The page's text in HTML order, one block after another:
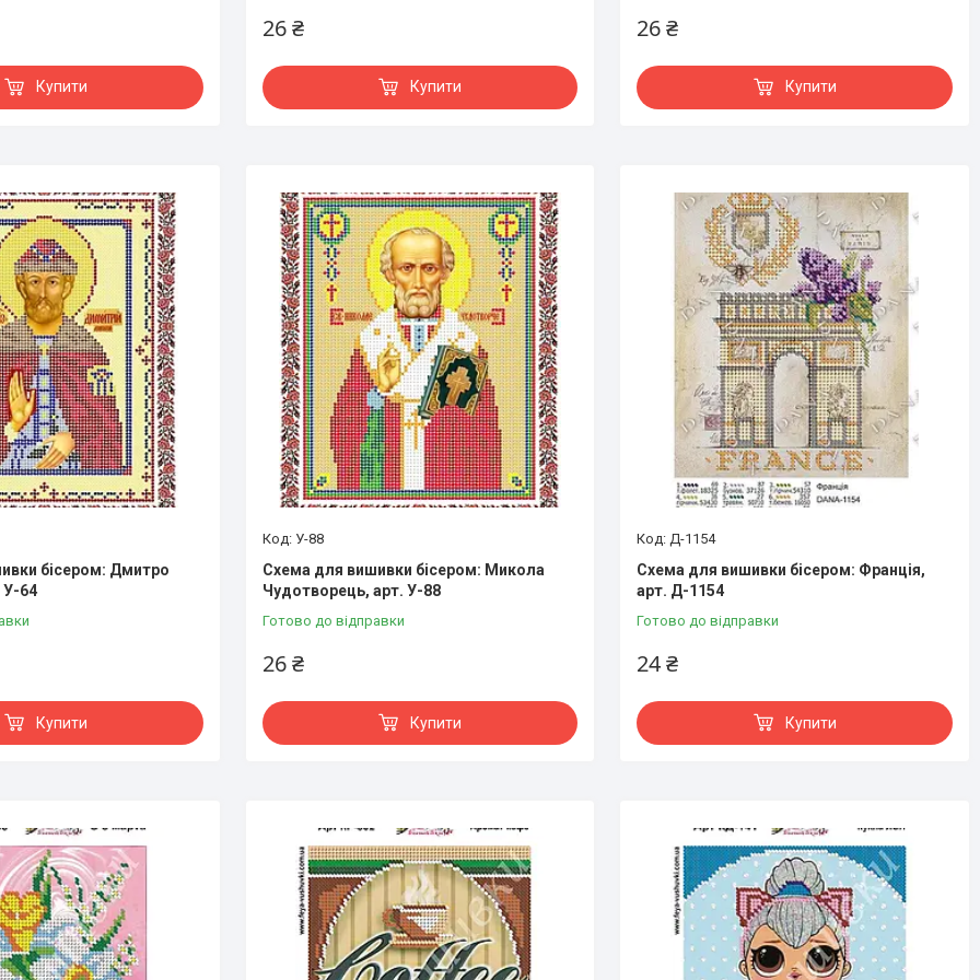
Купити
26 ₴
Купити
26 ₴
Купити
бісером: Дмитро
У-64
Купити
У-88
Схема для вишивки бісером: Микола
Чудотворець, арт. У-88
Готово до відправки
26 ₴
Купити
Д-1154
Схема для вишивки бісером: Франція,
арт. Д-1154
Готово до відправки
24 ₴
Купити